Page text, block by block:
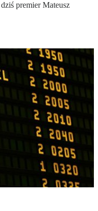
premier Mateusz